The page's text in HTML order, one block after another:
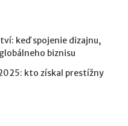
keď spojenie dizajnu,
biznisu
kto získal prestížny